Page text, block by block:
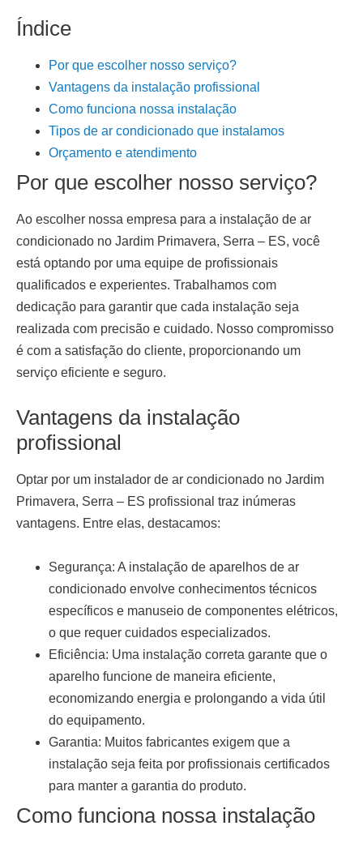
Índice
Por que escolher nosso serviço?
Vantagens da instalação profissional
Como funciona nossa instalação
Tipos de ar condicionado que instalamos
Orçamento e atendimento
Por que escolher nosso serviço?
Ao escolher nossa empresa para a instalação de ar
condicionado no Jardim Primavera, Serra – ES, você
está optando por uma equipe de profissionais
qualificados e experientes. Trabalhamos com
dedicação para garantir que cada instalação seja
realizada com precisão e cuidado. Nosso compromisso
é com a satisfação do cliente, proporcionando um
serviço eficiente e seguro.
Vantagens da instalação
profissional
Optar por um instalador de ar condicionado no Jardim
Primavera, Serra – ES profissional traz inúmeras
vantagens. Entre elas, destacamos:
Segurança: A instalação de aparelhos de ar
condicionado envolve conhecimentos técnicos
específicos e manuseio de componentes elétricos,
o que requer cuidados especializados.
Eficiência: Uma instalação correta garante que o
aparelho funcione de maneira eficiente,
economizando energia e prolongando a vida útil
do equipamento.
Garantia: Muitos fabricantes exigem que a
instalação seja feita por profissionais certificados
para manter a garantia do produto.
Como funciona nossa instalação